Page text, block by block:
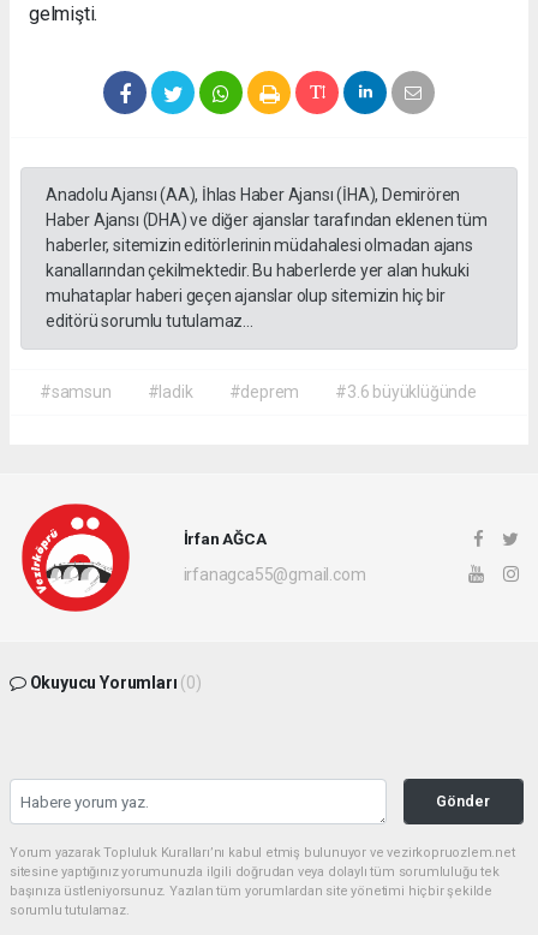
gelmişti.
Anadolu Ajansı (AA), İhlas Haber Ajansı (İHA), Demirören
Haber Ajansı (DHA) ve diğer ajanslar tarafından eklenen tüm
haberler, sitemizin editörlerinin müdahalesi olmadan ajans
kanallarından çekilmektedir. Bu haberlerde yer alan hukuki
muhataplar haberi geçen ajanslar olup sitemizin hiç bir
editörü sorumlu tutulamaz...
#samsun #ladik #deprem #3.6 büyüklüğünde
İrfan AĞCA
irfanagca55@gmail.com
Okuyucu Yorumları (0)
Gönder
Yorum yazarak Topluluk Kuralları’nı kabul etmiş bulunuyor ve vezirkopruozlem.net
sitesine yaptığınız yorumunuzla ilgili doğrudan veya dolaylı tüm sorumluluğu tek
başınıza üstleniyorsunuz. Yazılan tüm yorumlardan site yönetimi hiçbir şekilde
sorumlu tutulamaz.